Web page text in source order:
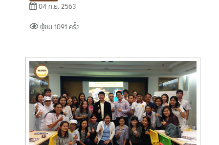
04 ก.ย. 2563
ผู้ชม 1091 ครั้ง